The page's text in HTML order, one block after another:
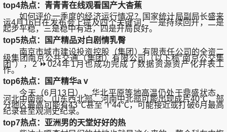
top4热点：青青青在线观看国产大杳蕉
如何评价一季度的经济运行情况？国家统计局副局长盛来
运4月16日在发布会上提及四个关键词：一是持续回升，二是
起步平稳，三是稳中有进，四是开局良好。
top5热点：国产精品对白剧情乳臀
南京市城市建设投资控股（集团）有限责任公司的全资二
级集团南京公共交通（集团）有限公司（以下称“南京公交集
团”），2 ⏩024年1月也成功完成了数据资源资产化并表工
作。
top6热点：国产精华aⅴ
今天（6月13日），华北平原等地高温仍处于鼎盛状态，
河北中南部、山东西北部、河南中北部可能出现成片40℃，部
分地区最高可能有43℃甚至 ♈44℃，可能接近或打破6月最高
纪录甚至观测史纪录。
top7热点：亚洲男的天堂好好的热